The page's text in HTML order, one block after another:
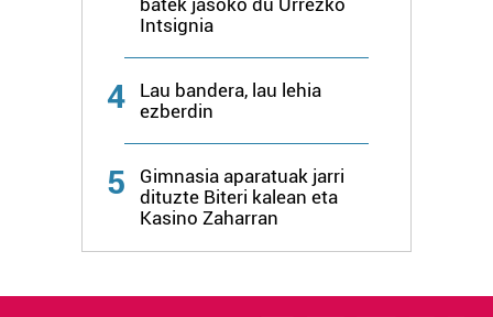
Intsignia
4
Lau bandera, lau lehia
ezberdin
5
Gimnasia aparatuak jarri
dituzte Biteri kalean eta
Kasino Zaharran